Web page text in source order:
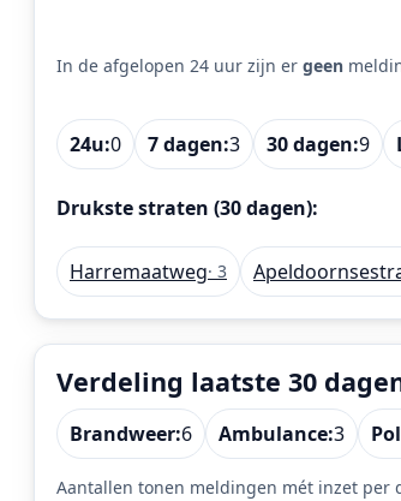
In de afgelopen 24 uur zijn er geen
24u:0 7 dagen:3 30 dagen:9
Drukste straten (30 dagen):
Harremaatweg· 3
Verdeling laatste 30
Brandweer:6 Ambulance:3
Aantallen tonen meldingen mét inzet per